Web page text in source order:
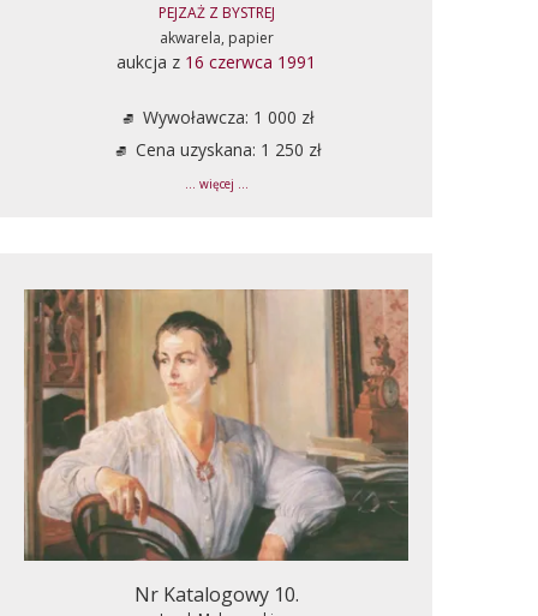
PEJZAŻ Z BYSTREJ
akwarela, papier
aukcja z 16 czerwca 1991
Wywoławcza: 1 000 zł
Cena uzyskana: 1 250 zł
... więcej ...
Nr Katalogowy 10.